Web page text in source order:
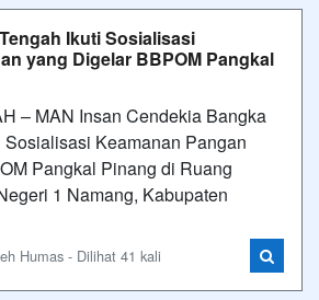
Ikuti Sosialisasi
yang Digelar BBPOM Pangkal
– MAN Insan Cendekia Bangka
Keamanan Pangan
Pangkal Pinang di Ruang
1 Namang, Kabupaten
Humas - Dilihat 41 kali